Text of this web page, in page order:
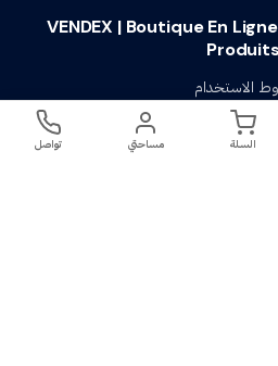
VENDEX | Boutique En
Produits
الاستخدام
الخصوصية
والإسترجاع
السلة مساحتي تواصل